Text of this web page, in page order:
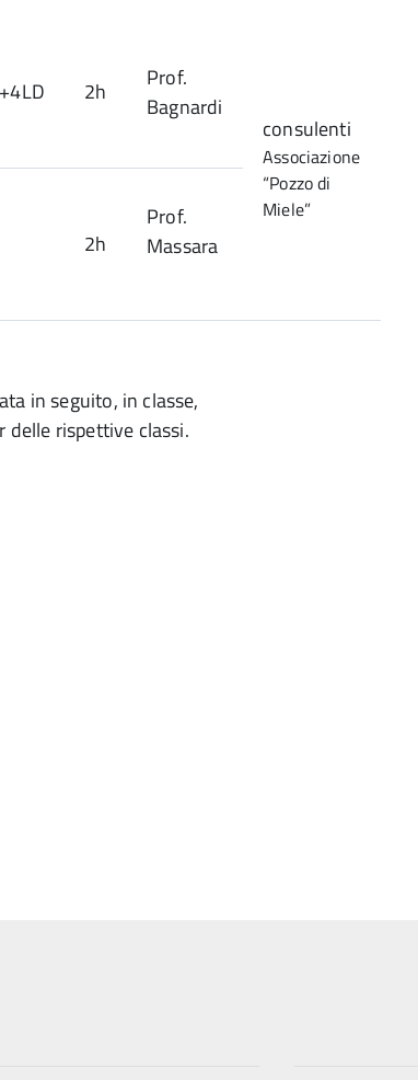
2h
Prof.
Bagnardi
consulenti
Associazione
“Pozzo di
Miele”
2h
Prof.
Massara
in seguito, in classe,
delle rispettive classi.